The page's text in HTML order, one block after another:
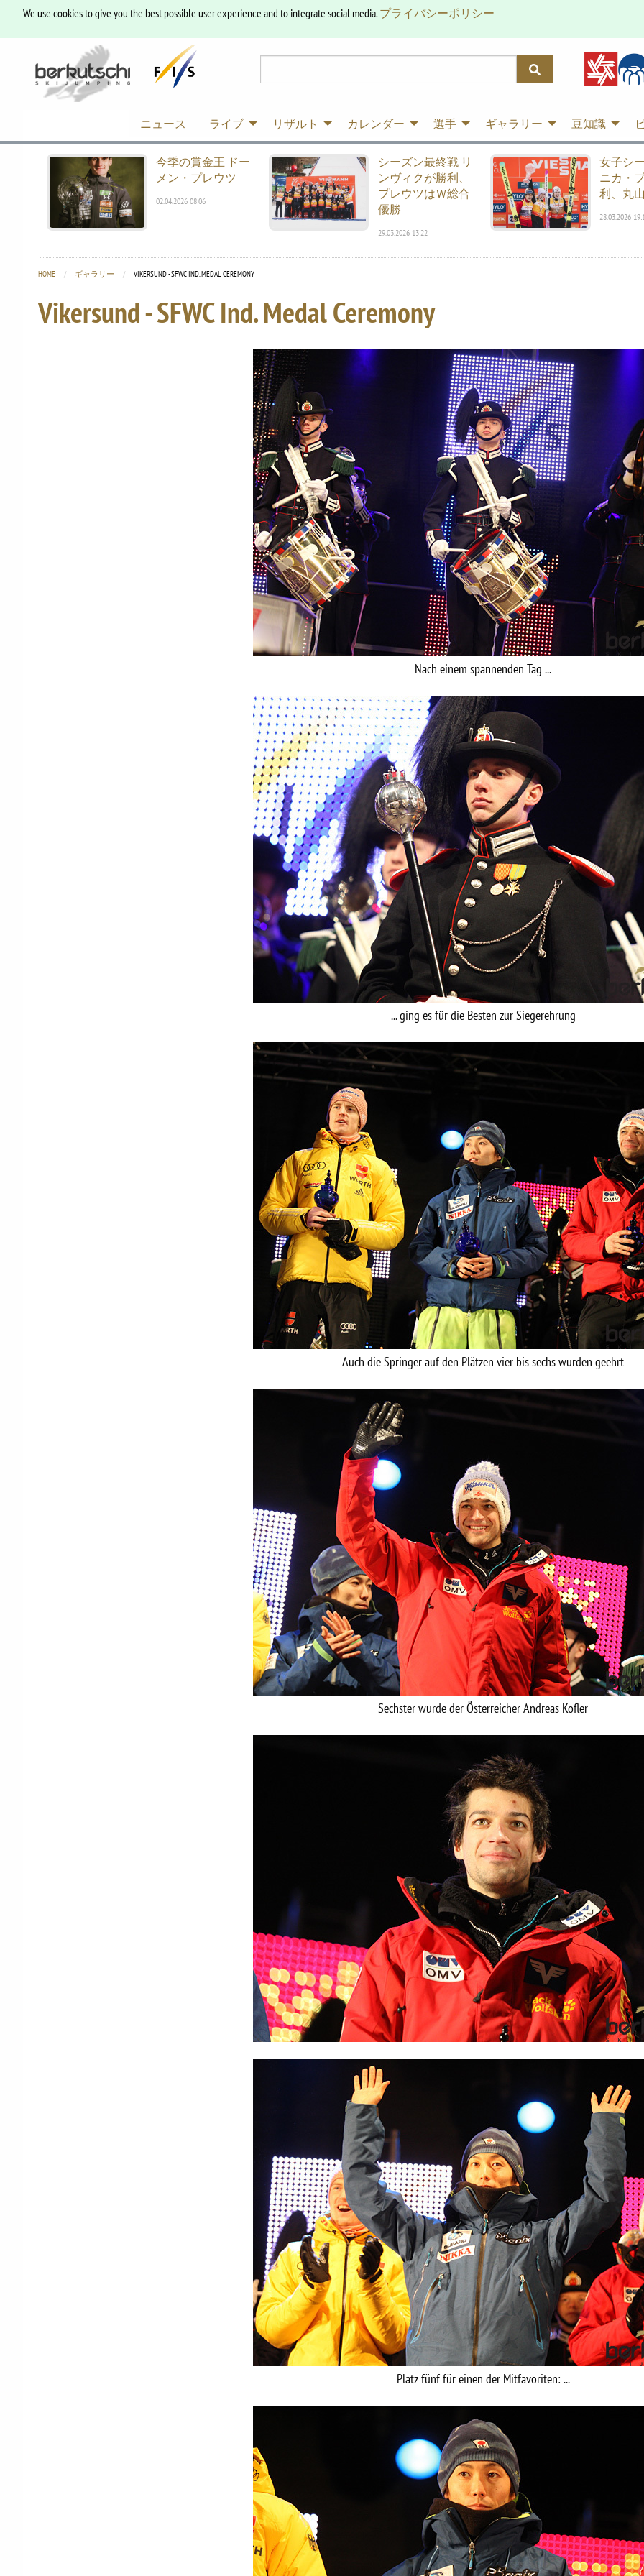
We use cookies to give you the best possible user experience and to integrate social media.プライバシーポリシー
ニュース ライブ リザルト カレンダー 選手 ギャラリー 豆知識
今季の賞金王 ドー
メン・プレウツ
02.04.2026 08:06
シーズン最終戦 リ
ンヴィクが勝利、
プレウツはＷ総合
優勝
29.03.2026 13:22
女子シ
ニカ・
利、丸
28.03.2026
HOME ギャラリー CURRENT:
VIKERSUND - SFWC IND. MEDAL CEREMONY
Vikersund - SFWC Ind. Medal Ceremony
Nach einem spannenden Tag ...
... ging es für die Besten zur Siegerehrung
Auch die Springer auf den Plätzen vier bis sechs wurden geehrt
Sechster wurde der Österreicher Andreas Kofler
Platz fünf für einen der Mitfavoriten: ...